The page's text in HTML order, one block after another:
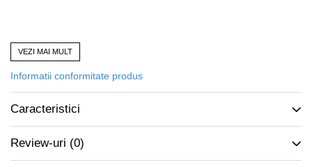
Produs vândut de accesoriitopone.ro
Calitate și garanție
Mai multe informații:0726.469.111 / office@accesoriitopone.ro
VEZI MAI MULT
Informatii conformitate produs
Caracteristici
Review-uri (0)